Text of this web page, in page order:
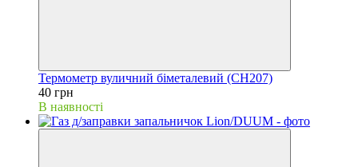
Термометр вуличний біметалевий (СН207)
40 грн
В наявності